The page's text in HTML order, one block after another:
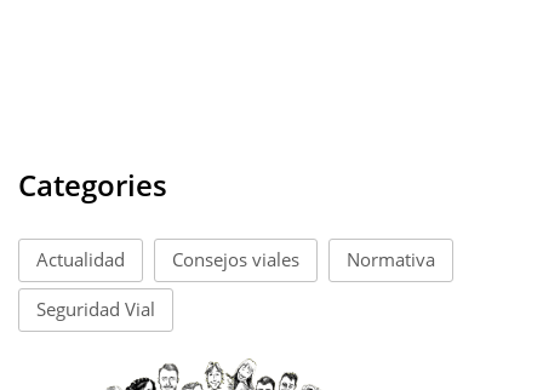
Categories
Actualidad Consejos viales Normativa
Seguridad Vial